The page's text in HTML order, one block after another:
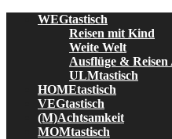
WEGtastisch
Reisen mit Kind
Weite Welt
Ausflüge & Reisen
ULMtastisch
HOMEtastisch
VEGtastisch
(M)Achtsamkeit
MOMtastisch